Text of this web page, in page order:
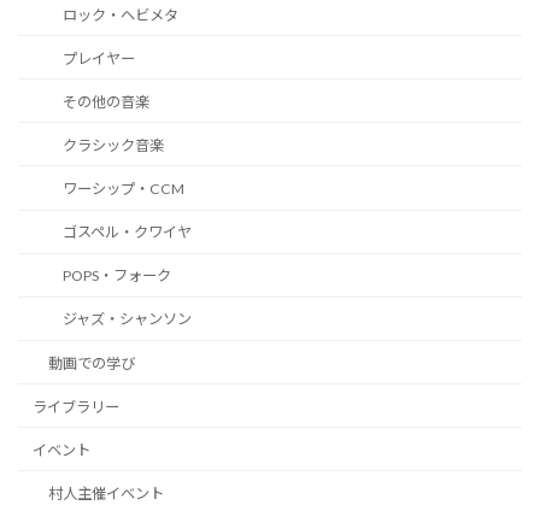
ロック・ヘビメタ
プレイヤー
​その他の音楽
クラシック音楽
ワーシップ・CCM
ゴスペル・クワイヤ
POPS・フォーク
ジャズ・シャンソン
動画での学び
ライブラリー
イベント
村人主催イベント